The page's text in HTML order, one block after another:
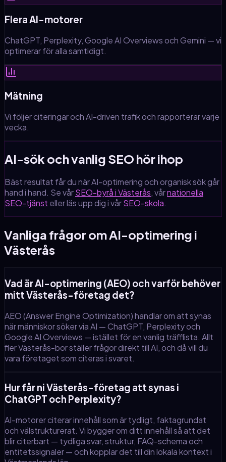
Flera AI-motorer
ChatGPT, Perplexity, Google AI Overviews och Gemini — vi
optimerar för alla samtidigt.
Mätning
Vi följer citeringar och AI-driven trafik och rapporterar varje
vecka.
AI-sök och vanlig SEO hör ihop
Bäst resultat får du när AI-optimering och organisk sök går
hand i hand. Se vårSEO-byråi Västerås, vårnationella
SEO-tjänst eller läs upp dig i vårSEO-skola.
Vanliga frågor om AI-optimering i
Västerås
Vad är AI-optimering (AEO) och varför behöver
mitt Västerås-företag det?
AEO (Answer Engine Optimization) handlar om att synas
när människor söker via AI — ChatGPT, Perplexity och
Google AI Overviews — istället för en vanlig träfflista. Allt
fler Västerås-bor ställer frågor direkt till AI, och då vill du
vara företaget som citeras i svaret.
Hur får ni Västerås-företag att synas i
ChatGPT och Perplexity?
AI-motorer citerar innehåll som är tydligt, faktagrundat
och välstrukturerat. Vi bygger om ditt innehåll så att det
blir citerbart — tydliga svar, struktur, FAQ-schema och
entitetssignaler — och kopplar det till din lokala kontext i